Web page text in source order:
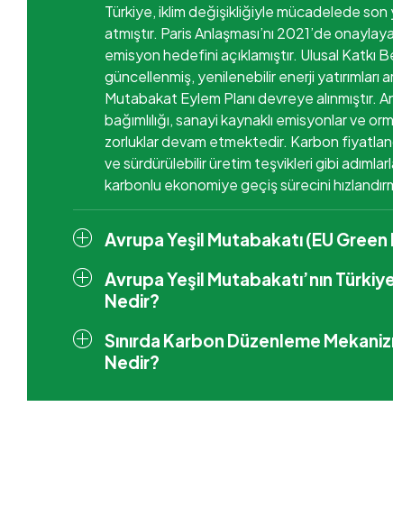
Türkiye, iklim değişikliğiyle mücadelede son
atmıştır. Paris Anlaşması’nı 2021’de
emisyon hedefini açıklamıştır. Ulusal Katkı
güncellenmiş, yenilenebilir enerji yatırımları
Mutabakat Eylem Planı devreye alınmıştır.
bağımlılığı, sanayi kaynaklı emisyonlar ve
zorluklar devam etmektedir. Karbon
ve sürdürülebilir üretim teşvikleri gibi
karbonlu ekonomiye geçiş sürecini
Avrupa Yeşil Mutabakatı (EU
Avrupa Yeşil Mutabakatı’nın
Nedir?
Sınırda Karbon Düzenleme
Nedir?